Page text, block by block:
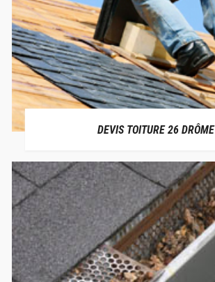
DEVIS TOITURE 26 DRÔME